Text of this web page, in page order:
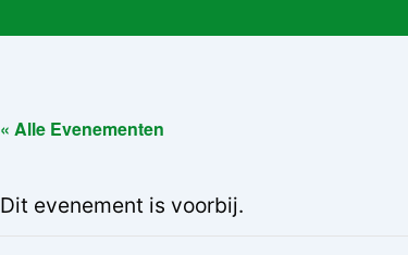
« Alle Evenementen
Dit evenement is voorbij.